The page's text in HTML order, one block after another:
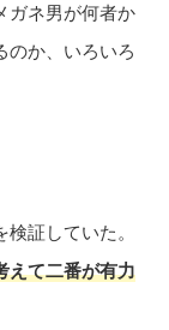
ガネ男が何者か
のか、いろいろ
証していた。
えて二番が有力